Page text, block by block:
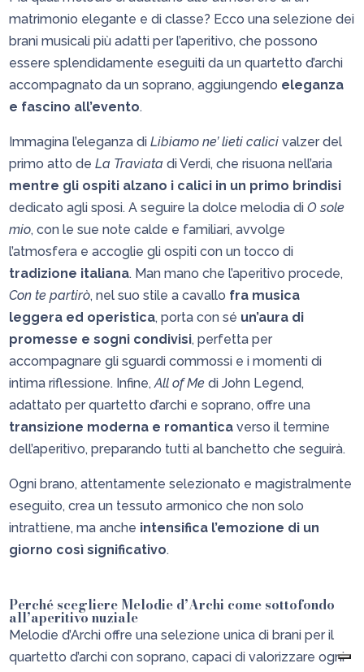
matrimonio elegante e di classe? Ecco una selezione dei
brani musicali più adatti per l’aperitivo, che possono
essere splendidamente eseguiti da un quartetto d’archi
accompagnato da un soprano, aggiungendo eleganza
e fascino all’evento.
Immagina l’eleganza diLibiamo ne’ lieti calici valzer del
primo atto deLa Traviata di Verdi, che risuona nell’aria
mentre gli ospiti alzano i calici in un primo brindisi
dedicato agli sposi. A seguire la dolce melodia diO sole
mio, con le sue note calde e familiari, avvolge
l’atmosfera e accoglie gli ospiti con un tocco di
tradizione italiana. Man mano che l’aperitivo procede,
Con te partirò, nel suo stile a cavallo fra musica
leggera ed operistica, porta con sé un’aura di
promesse e sogni condivisi, perfetta per
accompagnare gli sguardi commossi e i momenti di
intima riflessione. Infine,All of Me di John Legend,
adattato per quartetto d’archi e soprano, offre una
transizione moderna e romantica verso il termine
dell’aperitivo, preparando tutti al banchetto che seguirà.
Ogni brano, attentamente selezionato e magistralmente
eseguito, crea un tessuto armonico che non solo
intrattiene, ma anche intensifica l’emozione di un
giorno così significativo.
Perché scegliere Melodie d’Archi come sottofondo
all’aperitivo nuziale
Melodie d’Archi offre una selezione unica di brani per il
quartetto d’archi con soprano, capaci di valorizzare ogni